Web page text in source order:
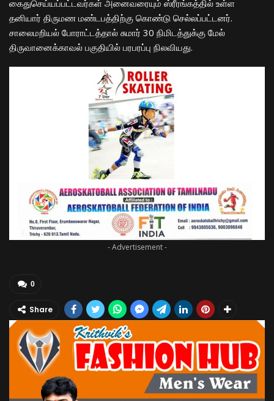
கைதுசெய்யப்பட்டவர்கள் அனைவரையும் ஸ்ரீரங்கத்தில் உள்ள
தனியார் திருமண மண்டபத்திற்கு கொண்டு செல்லப்பட்டனர்.
சாலைமறியல் போராட்டத்தால் சுமார் 30 நிமிடத்துக்கு மேல்
திருவானைக்காவல் பகுதியில் பரபரப்பு நிலவியது.
- Advertisement -
0
Share